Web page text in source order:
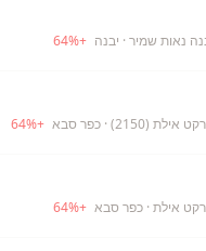
נאות שמיר · יבנה +
64%
אילת (2150) · כפר סבא +
64%
אילת · כפר סבא +
64%